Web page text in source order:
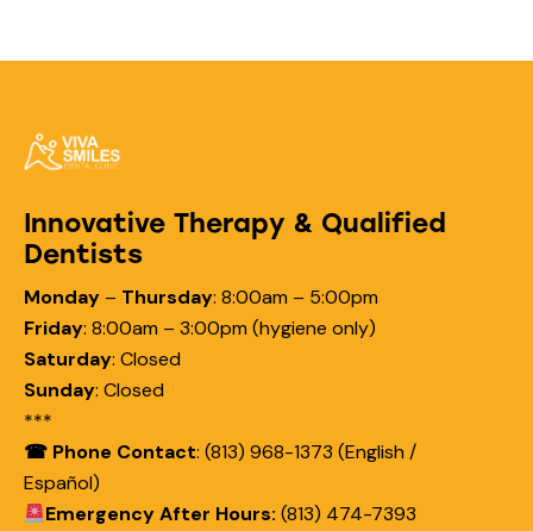
Innovative Therapy & Qualified
Dentists
Monday – Thursday: 8:00am – 5:00pm
Friday: 8:00am – 3:00pm (hygiene only)
Saturday: Closed
Sunday: Closed
***
☎ Phone Contact: (813) 968-1373 (English /
Español)
Emergency After Hours: (813) 474-7393